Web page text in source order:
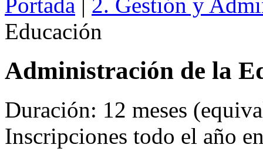
Educación
Administración de la
Duración: 12 meses
Inscripciones todo el año